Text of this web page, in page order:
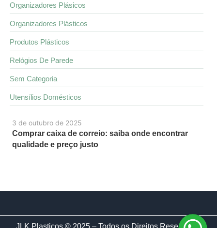
3 de outubro de 2025
Comprar caixa de correio: saiba onde encontrar
qualidade e preço justo
Organizadores Plásicos
Organizadores Plásticos
Produtos Plásticos
Relógios De Parede
Sem Categoria
Utensílios Domésticos